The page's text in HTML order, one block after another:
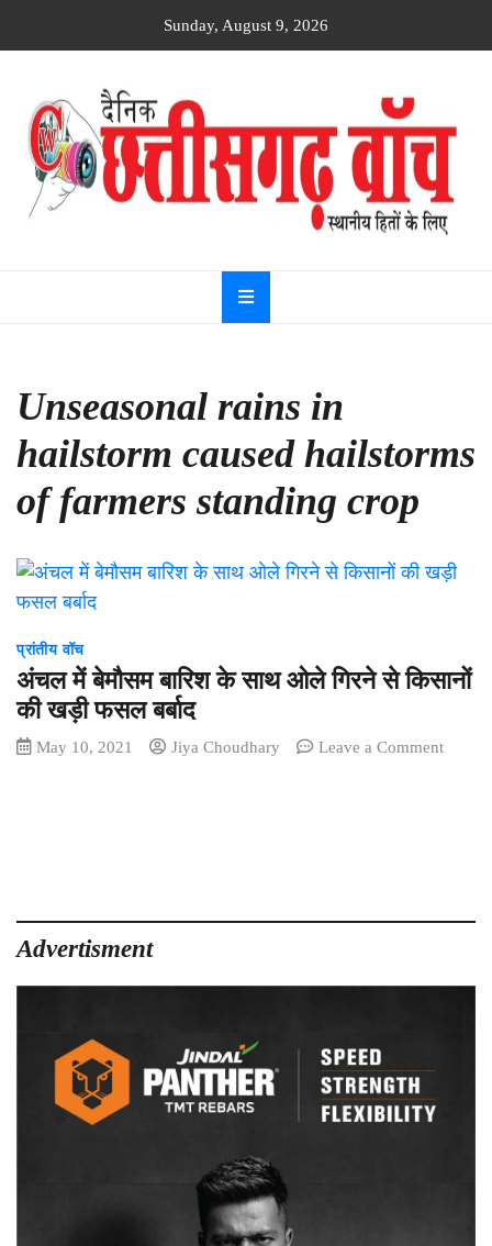
Sunday, August 9, 2026
Dainik
Chhattisgarh
watch
Unseasonal rains in
hailstorm caused hailstorms
of farmers standing crop
प्रांतीय वॉच
अंचल में बेमौसम बारिश के साथ ओले गिरने से किसानों
की खड़ी फसल बर्बाद
May 10, 2021 Jiya Choudhary Leave a Commenton
किसानों
Advertisment